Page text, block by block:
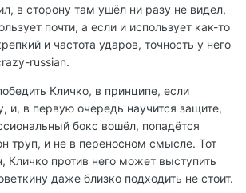
в сторону там ушёл ни разу не видел,
почти, а если и использует как-то
и частота ударов, точность у него
russian.
Кличко, в принципе, если
и, в первую очередь научится защите,
бокс вошёл, попадётся
труп, и не в переносном смысле. Тот
Кличко против него может выступить
даже близко подходить не стоит.